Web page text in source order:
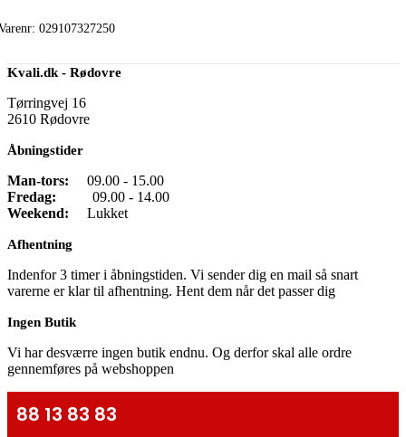
029107327250
Kvali.dk - Rødovre
Tørringvej 16
2610 Rødovre
Åbningstider
Man-tors: 09.00 - 15.00
Fredag: 09.00 - 14.00
Weekend: Lukket
Afhentning
Indenfor 3 timer i åbningstiden. Vi sender dig en mail så snart
varerne er klar til afhentning. Hent dem når det passer dig
Ingen Butik
Vi har desværre ingen butik endnu. Og derfor skal alle ordre
gennemføres på webshoppen
88 13 83 83